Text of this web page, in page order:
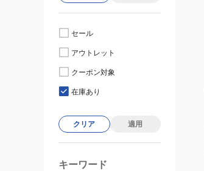
ル
バ
ー
セール
アウトレット
クーポン対象
在庫あり
クリア 適用
キーワード